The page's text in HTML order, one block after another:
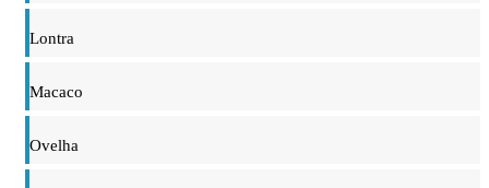
Lontra
Macaco
Ovelha